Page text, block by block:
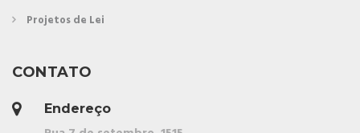
Projetos de Lei
CONTATO
Endereço